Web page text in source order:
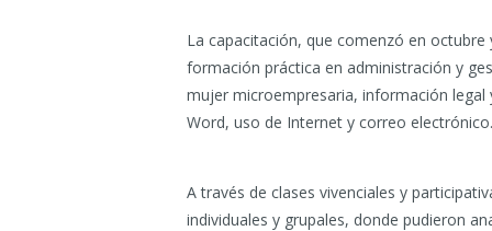
La capacitación, que comenzó en
formación práctica en administración y
mujer microempresaria, información
Word, uso de Internet y correo electrónico.
A través de clases vivenciales y
individuales y grupales, donde pudieron